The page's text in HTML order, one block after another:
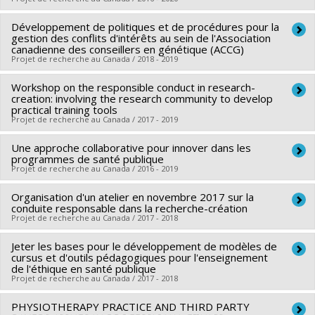
sciences humaines du Canada
Programmes de subvention :PV153480-Subventions de
développement Savoir
Chercheur principal : Bryn Williams-Jones
Co-chercheurs : François-Joseph Lapointe,Philippe Gauthier
Sources de financement :FRQSC/Fonds de recherche du
Québec - Société et culture (FQRSC)
Programmes de subvention :PVXXXXXX-(AC) Actions
concertées - générique
La recherche-création (RC) est un domaine émergent à
l’interface de la recherche universitaire et des activités
créatrices et est définie par les Fonds de recherche du
Québec (FRQ) comme « les activités ou démarches de
recherche favorisant la création ou l’interprétation d’œuvres
littéraires ou artistiques de quelque type que ce soit». Les
chercheurs de ce domaine hétérogène doivent donc
satisfaire à des exigences de double expertise qui peuvent
parfois entrer en conflit. En conséquence, le chercheur-
créateur rencontre dans sa pratique des défis différents du
Développement de politiques et de procédures pour la
gestion des conflits d'intérêts au sein de l'Association
canadienne des conseillers en génétique (ACCG)
Projet de recherche au Canada / 2018 - 2019
Chercheur principal : Bryn Williams-Jones
Sources de financement :Association canadienne des
conseillers en génétique (ACCG)
Programmes de subvention :
Workshop on the responsible conduct in research-
creation: involving the research community to develop
practical training tools
Projet de recherche au Canada / 2017 - 2019
Chercheur principal : Bryn Williams-Jones
Co-chercheurs : François-Joseph Lapointe
Sources de financement :CRSH/Conseil de recherches en
sciences humaines du Canada
Programmes de subvention :PV152160-Subvention
Connexion
Une approche collaborative pour innover dans les
programmes de santé publique
Projet de recherche au Canada / 2016 - 2019
Chercheur principal : Réjean Hébert
Co-chercheurs : Pascale Lehoux,Bryn Williams-Jones
Sources de financement :FRQNT/Fonds de recherche du
Québec - Nature et technologies (FQRNT)
Programmes de subvention :PVXXXXXX-(FQ) Programme
Samuel-De Champlain (volet Recherche)
Organisation d'un atelier en novembre 2017 sur la
conduite responsable dans la recherche-création
Projet de recherche au Canada / 2017 - 2018
Chercheur principal : Bryn Williams-Jones
Co-chercheurs : François-Joseph Lapointe
Sources de financement :FRQSC/Fonds de recherche du
Jeter les bases pour le développement de modèles de
cursus et d'outils pédagogiques pour l'enseignement
de l'éthique en santé publique
Projet de recherche au Canada / 2017 - 2018
Chercheur principal : Bryn Williams-Jones
PHYSIOTHERAPY PRACTICE AND THIRD PARTY